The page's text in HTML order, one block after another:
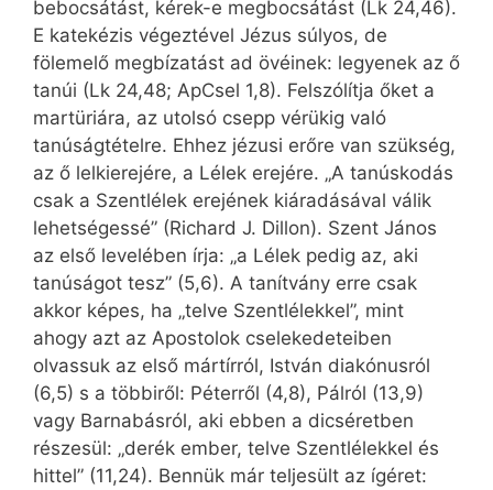
bebocsátást, kérek-e megbocsátást (Lk 24,46).
E katekézis végeztével Jézus súlyos, de
fölemelő megbízatást ad övéinek: legyenek az ő
tanúi (Lk 24,48; ApCsel 1,8). Felszólítja őket a
martüriára, az utolsó csepp vérükig való
tanúságtételre. Ehhez jézusi erőre van szükség,
az ő lelkierejére, a Lélek erejére. „A tanúskodás
csak a Szentlélek erejének kiáradásával válik
lehetségessé” (Richard J. Dillon). Szent János
az első levelében írja: „a Lélek pedig az, aki
tanúságot tesz” (5,6). A tanítvány erre csak
akkor képes, ha „telve Szentlélekkel”, mint
ahogy azt az Apostolok cselekedeteiben
olvassuk az első mártírról, István diakónusról
(6,5) s a többiről: Péter­ről (4,8), Pálról (13,9)
vagy Barnabásról, aki ebben a dicséretben
részesül: „derék ember, telve Szentlélekkel és
hittel” (11,24). Bennük már teljesült az ígéret: